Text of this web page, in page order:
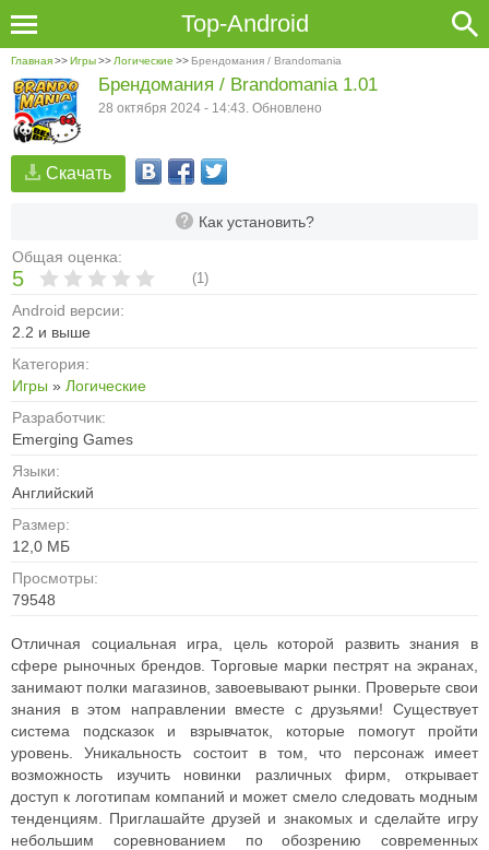
Top-Android
Главная>>Игры>> Логические >> Брендомания / Brandomania
Скачать
Как установить?
Общая оценка:
5 (1)
Android версии:
2.2 и выше
Категория:
Игры » Логические
Разработчик:
Emerging Games
Языки:
Английский
Размер:
12,0 MБ
Просмотры:
79548
Брендомания / Brandomania 1.01
28 октября 2024 - 14:43. Обновлено
Отличная социальная игра, цель которой развить знания в
сфере рыночных брендов. Торговые марки пестрят на экранах,
занимают полки магазинов, завоевывают рынки. Проверьте свои
знания в этом направлении вместе с друзьями! Существует
система подсказок и взрывчаток, которые помогут пройти
уровень. Уникальность состоит в том, что персонаж имеет
возможность изучить новинки различных фирм, открывает
доступ к логотипам компаний и может смело следовать модным
тенденциям. Приглашайте друзей и знакомых и сделайте игру
небольшим соревнованием по обозрению современных